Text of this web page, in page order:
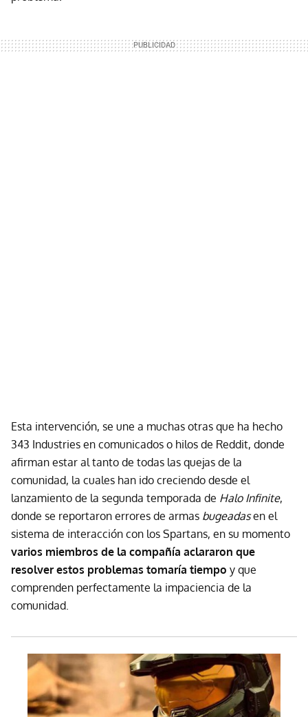
Esta intervención, se une a muchas otras que ha hecho
343 Industries en comunicados o hilos de Reddit, donde
afirman estar al tanto de todas las quejas de la
comunidad, la cuales han ido creciendo desde el
lanzamiento de la segunda temporada de Halo Infinite,
donde se reportaron errores de armas bugeadasen el
sistema de interacción con los Spartans, en su momento
varios miembros de la compañía aclararon que
resolver estos problemas tomaría tiempo y que
comprenden perfectamente la impaciencia de la
comunidad.